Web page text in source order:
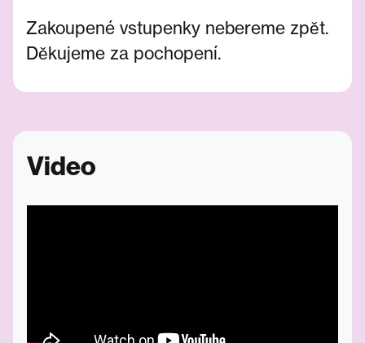
Zakoupené vstupenky nebereme zpět.
Děkujeme za pochopení.
Video